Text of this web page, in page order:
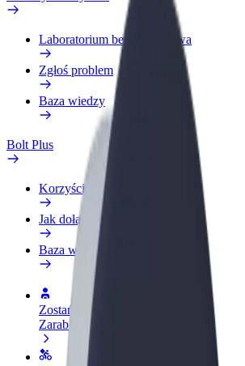
Laboratorium bezpieczeństwa
Zgłoś problem
Baza wiedzy
Bolt Plus
Korzyści
Jak dołączyć
Baza wiedzy
Zostań kierowcą
Zarabiaj na swoich warunkach